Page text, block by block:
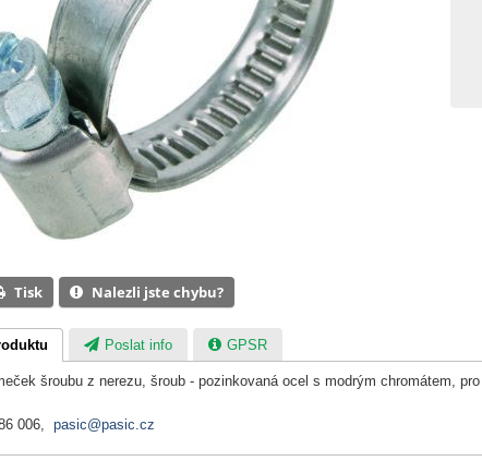
Tisk Nalezli jste chybu?
Poslat info GPSR
šroubu z nerezu, šroub - pozinkovaná ocel s modrým chromátem,
006, pasic@pasic.cz